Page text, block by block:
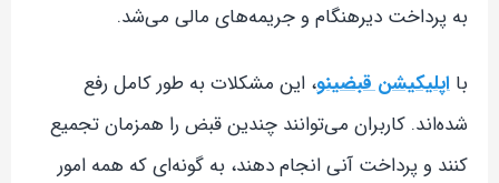
به پرداخت دیرهنگام و جریمه‌های مالی می‌شد.
با اپلیکیشن قبضینو، این مشکلات به طور کامل رفع
شده‌اند. کاربران می‌توانند چندین قبض را همزمان تجمیع
کنند و پرداخت آنی انجام دهند، به گونه‌ای که همه امور